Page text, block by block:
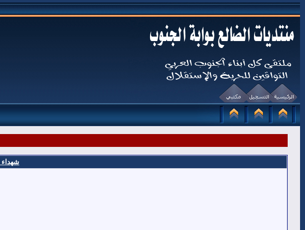
شهداء